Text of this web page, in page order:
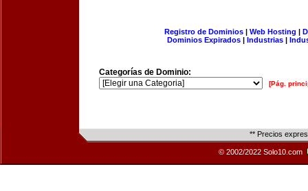
Registro de Dominios| Web Hosting |
Dominios Expirados | Industrias |
Categorías de Dominio:
[Pág.
** Precios
© 2002/2022 Solo10.com